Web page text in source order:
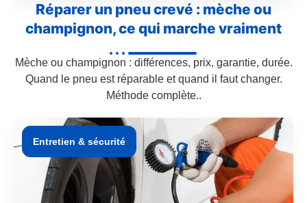
Réparer un pneu crevé : mèche ou
champignon, ce qui marche vraiment
Mèche ou champignon : différences, prix, garantie, durée.
Quand le pneu est réparable et quand il faut changer.
Méthode complète..
Entretien & sécurité